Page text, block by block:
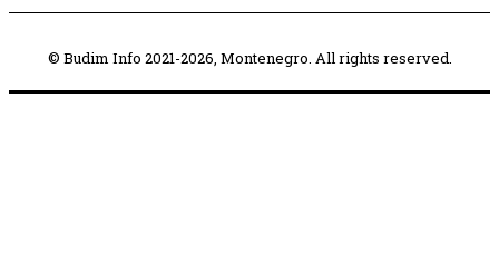
© Budim Info 2021-2026, Montenegro. All rights reserved.